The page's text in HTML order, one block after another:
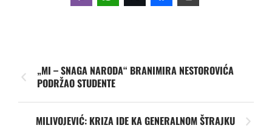
„MI – SNAGA NARODA“ BRANIMIRA NESTOROVIĆA
PODRŽAO STUDENTE
MILIVOJEVIĆ: KRIZA IDE KA GENERALNOM ŠTRAJKU